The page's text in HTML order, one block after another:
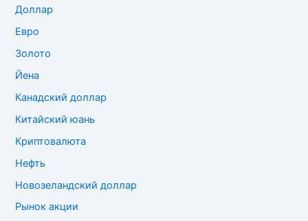
Доллар
Евро
Золото
Йена
Канадский доллар
Китайский юань
Криптовалюта
Нефть
Новозеландский доллар
Рынок акции